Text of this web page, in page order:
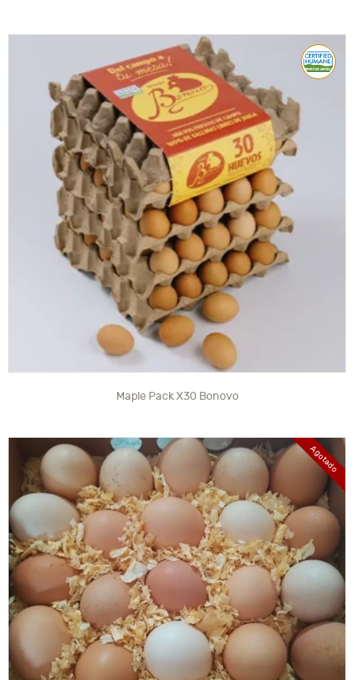
Maple Pack X30 Bonovo
Agotado